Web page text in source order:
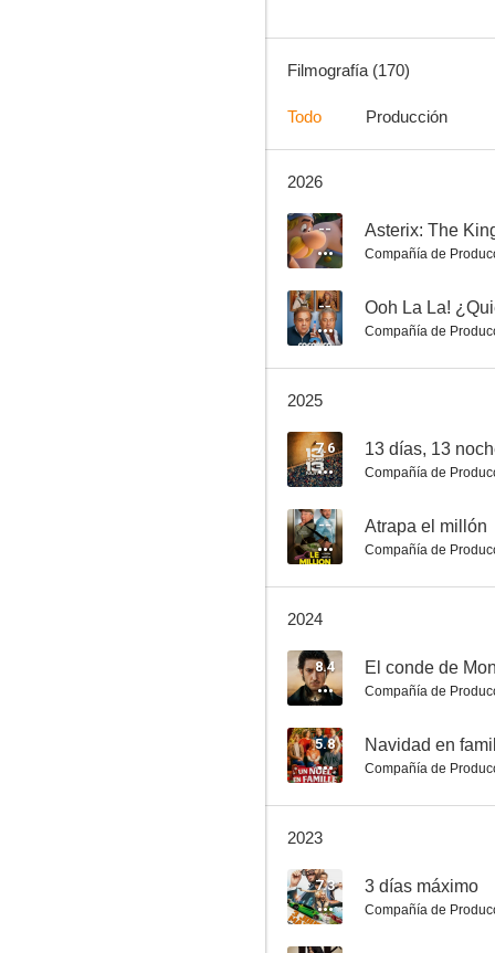
Mia y el león blanco
7.2
V3nganza (Venganza 3)
6.5
Un hombre de altura
10
Filmografía (170)
Todo Producción
2026
-- Asterix: The
Compañía de
-- Ooh La La!
Compañía de
2025
7.6 13 días, 13
Compañía de
-- Atrapa el millón
Compañía de
2024
8.4 El conde de
Compañía de
5.8 Navidad en
Compañía de
2023
7.3 3 días máximo
Compañía de